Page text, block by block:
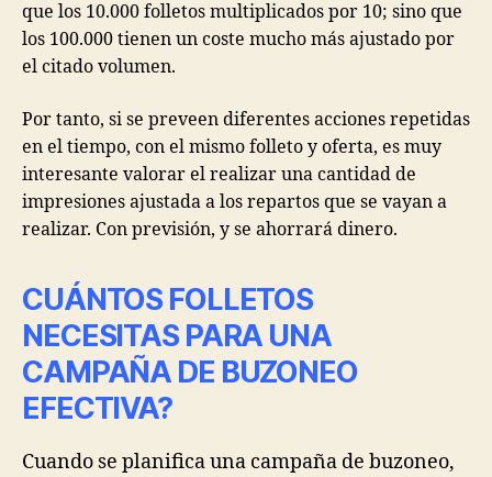
que los 10.000 folletos multiplicados por 10; sino que
los 100.000 tienen un coste mucho más ajustado por
el citado volumen.
Por tanto, si se preveen diferentes acciones repetidas
en el tiempo, con el mismo folleto y oferta, es muy
interesante valorar el realizar una cantidad de
impresiones ajustada a los repartos que se vayan a
realizar. Con previsión, y se ahorrará dinero.
CUÁNTOS FOLLETOS
NECESITAS PARA UNA
CAMPAÑA DE BUZONEO
EFECTIVA?
Cuando se planifica una campaña de buzoneo,